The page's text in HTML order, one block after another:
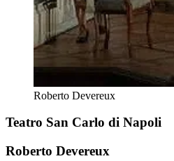
Roberto Devereux
Teatro San Carlo di Napoli
Roberto Devereux